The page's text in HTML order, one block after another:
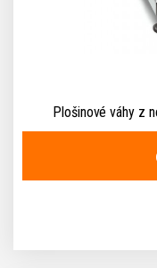
Plošinové váhy z